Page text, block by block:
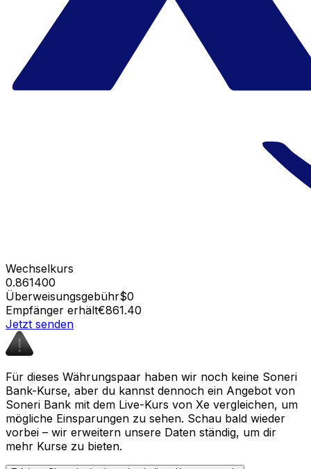
Wechselkurs
0.861400
Überweisungsgebühr$0
Empfänger erhält€861.40
Jetzt senden
Für dieses Währungspaar haben wir noch keine Soneri
Bank-Kurse, aber du kannst dennoch ein Angebot von
Soneri Bank mit dem Live-Kurs von Xe vergleichen, um
mögliche Einsparungen zu sehen. Schau bald wieder
vorbei – wir erweitern unsere Daten ständig, um dir
mehr Kurse zu bieten.